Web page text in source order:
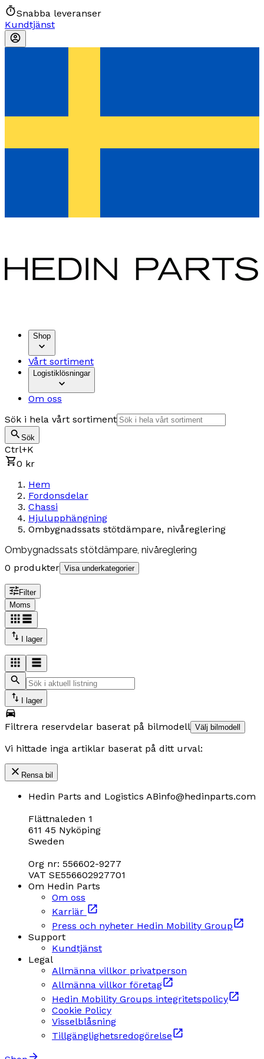
Snabba leveranser
Kundtjänst
Shop
Vårt sortiment
Logistiklösningar
Om oss
Sök i hela vårt sortiment
Sök
Ctrl+K
0 kr
Hem
Fordonsdelar
Chassi
Hjulupphängning
Ombygnadssats stötdämpare, nivåreglering
Ombygnadssats stötdämpare, nivåreglering
0 produkter Visa underkategorier
Filter
Moms
I lager
I lager
Filtrera reservdelar baserat på bilmodell Välj bilmodell
Vi hittade inga artiklar baserat på ditt urval:
Rensa bil
Hedin Parts and Logistics ABinfo@hedinparts.com
Flättnaleden 1
611 45 Nyköping
Sweden
Org nr: 556602-9277
VAT SE556602927701
Om Hedin Parts
Om oss
Karriär
Press och nyheter Hedin Mobility Group
Support
Kundtjänst
Legal
Allmänna villkor privatperson
Allmänna villkor företag
Hedin Mobility Groups integritetspolicy
Cookie Policy
Visselblåsning
Tillgänglighetsredogörelse